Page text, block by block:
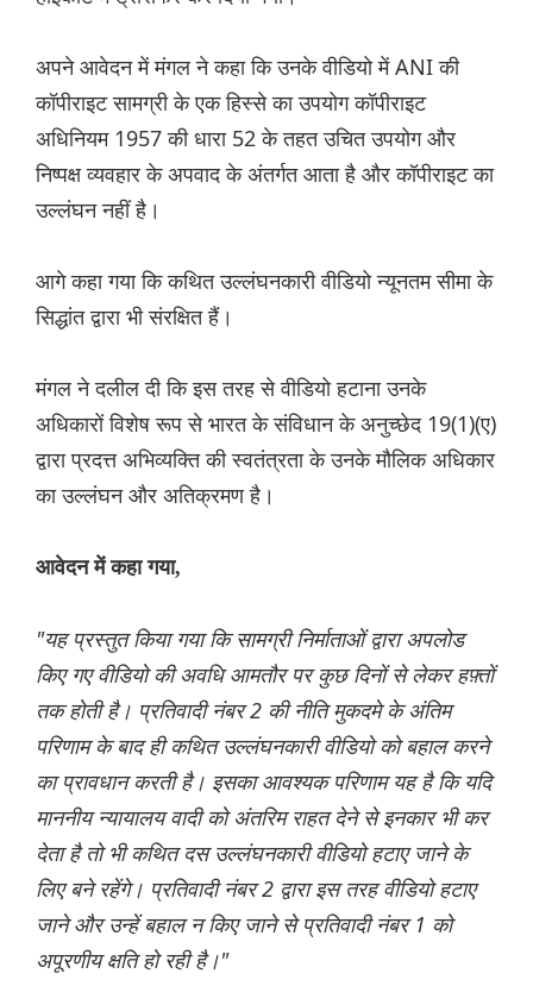
अपने आवेदन में मंगल ने कहा कि उनके वीडियो में ANI की
कॉपीराइट सामग्री के एक हिस्से का उपयोग कॉपीराइट
अधिनियम 1957 की धारा 52 के तहत उचित उपयोग और
निष्पक्ष व्यवहार के अपवाद के अंतर्गत आता है और कॉपीराइट का
उल्लंघन नहीं है।
आगे कहा गया कि कथित उल्लंघनकारी वीडियो न्यूनतम सीमा के
सिद्धांत द्वारा भी संरक्षित हैं।
मंगल ने दलील दी कि इस तरह से वीडियो हटाना उनके
अधिकारों विशेष रूप से भारत के संविधान के अनुच्छेद 19(1)(ए)
द्वारा प्रदत्त अभिव्यक्ति की स्वतंत्रता के उनके मौलिक अधिकार
का उल्लंघन और अतिक्रमण है।
आवेदन में कहा गया,
"यह प्रस्तुत किया गया कि सामग्री निर्माताओं द्वारा अपलोड
किए गए वीडियो की अवधि आमतौर पर कुछ दिनों से लेकर हफ़्तों
तक होती है। प्रतिवादी नंबर 2 की नीति मुकदमे के अंतिम
परिणाम के बाद ही कथित उल्लंघनकारी वीडियो को बहाल करने
का प्रावधान करती है। इसका आवश्यक परिणाम यह है कि यदि
माननीय न्यायालय वादी को अंतरिम राहत देने से इनकार भी कर
देता है तो भी कथित दस उल्लंघनकारी वीडियो हटाए जाने के
लिए बने रहेंगे। प्रतिवादी नंबर 2 द्वारा इस तरह वीडियो हटाए
जाने और उन्हें बहाल न किए जाने से प्रतिवादी नंबर 1 को
अपूरणीय क्षति हो रही है।"